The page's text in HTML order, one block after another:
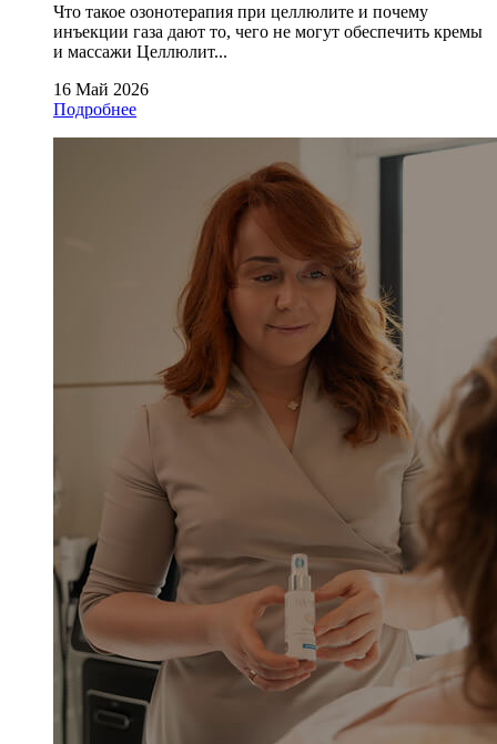
Что такое озонотерапия при целлюлите и почему
инъекции газа дают то, чего не могут обеспечить кремы
и массажи Целлюлит...
16 Май 2026
Подробнее